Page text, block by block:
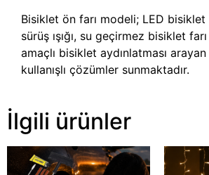
Bisiklet ön farı modeli; LED bisiklet
sürüş ışığı, su geçirmez bisiklet
amaçlı bisiklet aydınlatması arayan
kullanışlı çözümler sunmaktadır.
İlgili ürünler